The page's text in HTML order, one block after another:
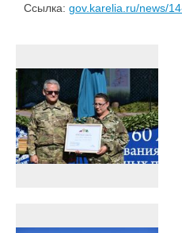
Ссылка: gov.karelia.ru/news/